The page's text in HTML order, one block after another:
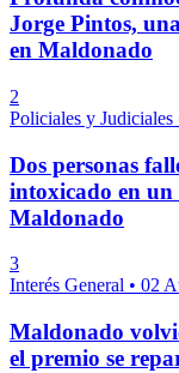
Jorge Pintos,
en Maldonado
2
Policiales y Judiciales
Dos personas
intoxicado en un
Maldonado
3
Interés General • 02
Maldonado
el premio se